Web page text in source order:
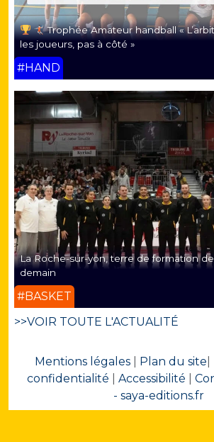
Trophée Amateur handball «
les joueurs, pas à côté »
#HAND
La Roche-sur-yon, terre de formation
demain
#BASKET
>>VOIR TOUTE L'ACTUALITÉ
Mentions légales Plan du site
confidentialité
Accessibilité
- saya-editions.fr